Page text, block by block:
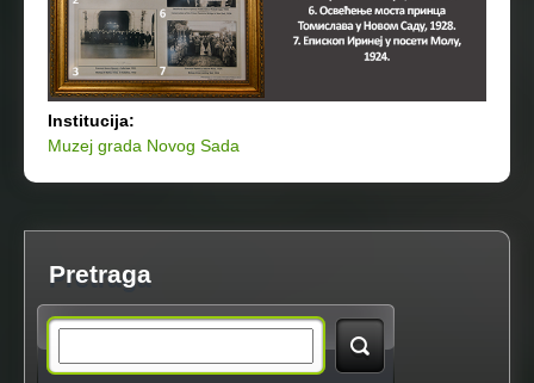
Institucija:
Muzej grada Novog Sada
Pretraga